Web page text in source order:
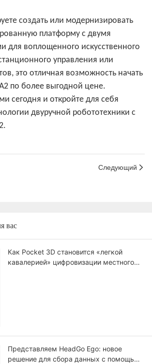
создать или модернизировать
платформу с двумя
для воплощенного искусственного
управления или
это отличная возможность начать
по более выгодной цене.
сегодня и откройте для себя
двуручной робототехники с
Следующий
вас
Как Pocket 3D становится «легкой
кавалерией» цифровизации местного
Представляем HeadGo Ego: новое
решение для сбора данных с помощью